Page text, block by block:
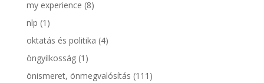
my experience (8)
nlp (1)
oktatás és politika (4)
öngyilkosság(1)
önismeret, önmegvalósítás (111)